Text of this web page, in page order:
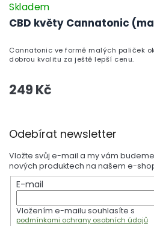
CBD květy Cannatonic
Skladem
249 Kč
Cannatonic ve formě malých paliček
dobrou kvalitu za ještě lepší cenu.
Odebírat newsletter
Vložte svůj e-mail a my vám
nových produktech na našem e-
E-mail
Vložením e-mailu souhlasíte s
podmínkami ochrany osobních údajů